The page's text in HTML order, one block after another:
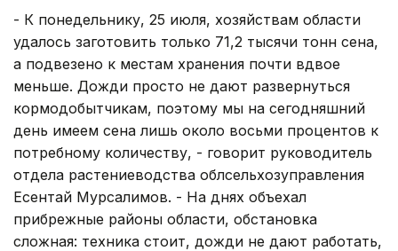
- К понедельнику, 25 июля, хозяйствам области
удалось заготовить только 71,2 тысячи тонн сена,
а подвезено к местам хранения почти вдвое
меньше. Дожди просто не дают развернуться
кормодобытчикам, поэтому мы на сегодняшний
день имеем сена лишь около восьми процентов к
потребному количеству, - говорит руководитель
отдела растениеводства облсельхозуправления
Есентай Мурсалимов. - На днях объехал
прибрежные районы об­ласти, обстановка
сложная: техни­ка стоит, дожди не дают работать,